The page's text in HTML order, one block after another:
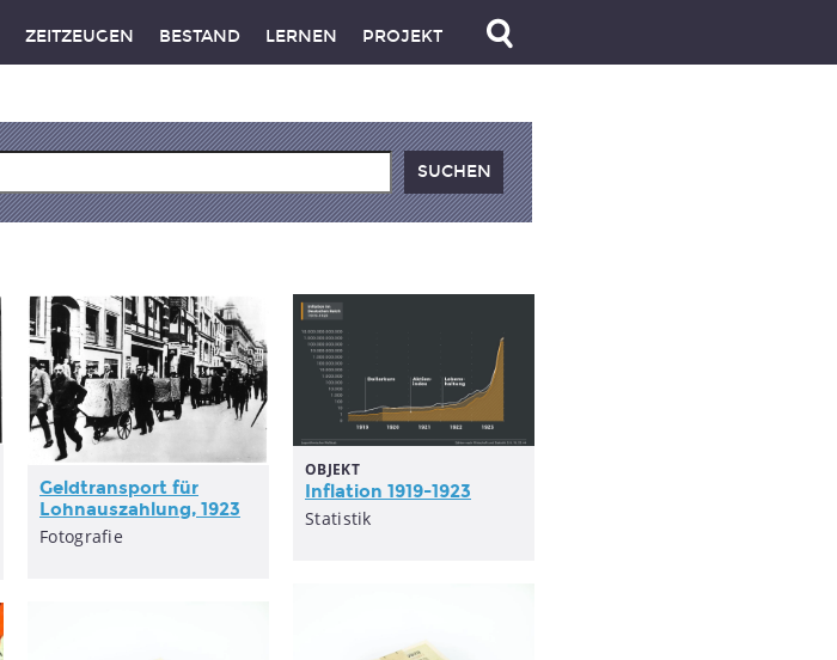
ZEITZEUGEN BESTAND LERNEN PROJEKT
Geldtransport für
Lohnauszahlung, 1923
Fotografie
OBJEKT
Inflation 1919-1923
Statistik